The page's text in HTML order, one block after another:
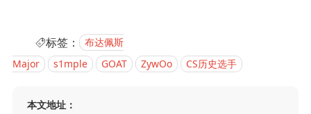
标签：
布达佩斯
Major
s1mple GOAT ZywOo CS历史选手
本文地址：